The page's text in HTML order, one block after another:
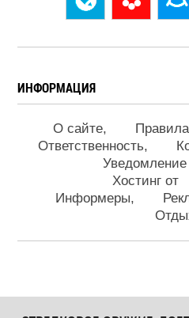
ИНФОРМАЦИЯ
О сайте Правила
Ответственность
Хостинг от
Информеры